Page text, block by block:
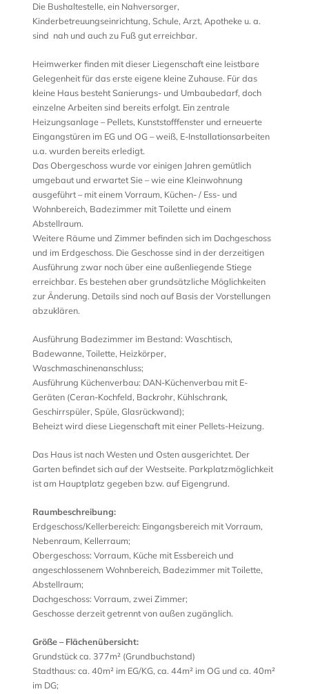
Die Bushaltestelle, ein Nahversorger,
Kinderbetreuungseinrichtung, Schule, Arzt, Apotheke u. a.
sind nah und auch zu Fuß gut erreichbar.
Heimwerker finden mit dieser Liegenschaft eine leistbare
Gelegenheit für das erste eigene kleine Zuhause. Für das
kleine Haus besteht Sanierungs- und Umbaubedarf, doch
einzelne Arbeiten sind bereits erfolgt. Ein zentrale
Heizungsanlage – Pellets, Kunststofffenster und erneuerte
Eingangstüren im EG und OG – weiß, E-Installationsarbeiten
u.a. wurden bereits erledigt.
Das Obergeschoss wurde vor einigen Jahren gemütlich
umgebaut und erwartet Sie – wie eine Kleinwohnung
ausgeführt – mit einem Vorraum, Küchen- / Ess- und
Wohnbereich, Badezimmer mit Toilette und einem
Abstellraum.
Weitere Räume und Zimmer befinden sich im Dachgeschoss
und im Erdgeschoss. Die Geschosse sind in der derzeitigen
Ausführung zwar noch über eine außenliegende Stiege
erreichbar. Es bestehen aber grundsätzliche Möglichkeiten
zur Änderung. Details sind noch auf Basis der Vorstellungen
abzuklären.
Ausführung Badezimmer im Bestand: Waschtisch,
Badewanne, Toilette, Heizkörper,
Waschmaschinenanschluss;
Ausführung Küchenverbau: DAN-Küchenverbau mit E-
Geräten (Ceran-Kochfeld, Backrohr, Kühlschrank,
Geschirrspüler, Spüle, Glasrückwand);
Beheizt wird diese Liegenschaft mit einer Pellets-Heizung.
Das Haus ist nach Westen und Osten ausgerichtet. Der
Garten befindet sich auf der Westseite. Parkplatzmöglichkeit
ist am Hauptplatz gegeben bzw. auf Eigengrund.
Raumbeschreibung:
Erdgeschoss/Kellerbereich: Eingangsbereich mit Vorraum,
Nebenraum, Kellerraum;
Obergeschoss: Vorraum, Küche mit Essbereich und
angeschlossenem Wohnbereich, Badezimmer mit Toilette,
Abstellraum;
Dachgeschoss: Vorraum, zwei Zimmer;
Geschosse derzeit getrennt von außen zugänglich.
Größe –Flächenübersicht:
Grundstück ca. 377m² (Grundbuchstand)
Stadthaus: ca. 40m² im EG/KG, ca. 44m² im OG und ca. 40m²
im DG;